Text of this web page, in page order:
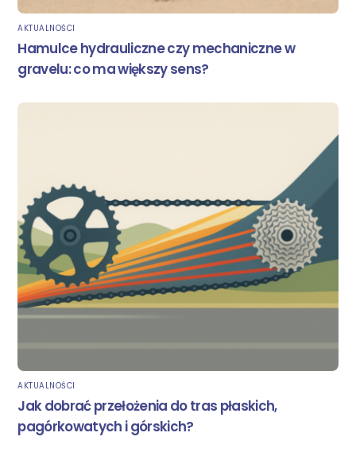
AKTUALNOŚCI
Hamulce hydrauliczne czy mechaniczne w
gravelu: co ma większy sens?
AKTUALNOŚCI
Jak dobrać przełożenia do tras płaskich,
pagórkowatych i górskich?